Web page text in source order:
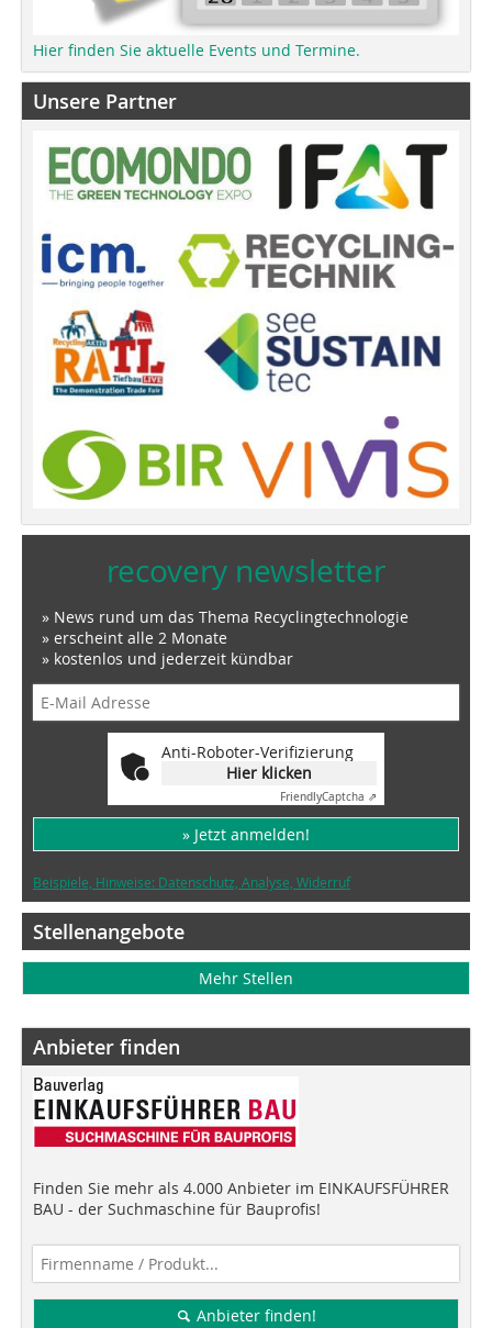
Hier finden Sie aktuelle Events und Termine.
Unsere Partner
recovery newsletter
» News rund um das Thema Recyclingtechnologie
» erscheint alle 2 Monate
» kostenlos und jederzeit kündbar
Anti-Roboter-Verifizierung
Hier klicken
FriendlyCaptcha ⇗
» Jetzt anmelden!
Beispiele, Hinweise: Datenschutz, Analyse, Widerruf
Stellenangebote
Mehr Stellen
Anbieter finden
Finden Sie mehr als 4.000 Anbieter im EINKAUFSFÜHRER
BAU - der Suchmaschine für Bauprofis!
Anbieter finden!